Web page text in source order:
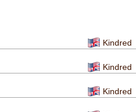
Kindred
Kindred
Kindred